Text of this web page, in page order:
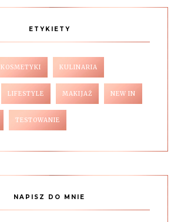
ETYKIETY
KOSMETYKI KULINARIA
LIFESTYLE MAKIJAŻ NEW IN
TESTOWANIE
NAPISZ DO MNIE